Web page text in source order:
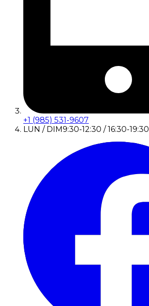
+1 (985) 531-9607
LUN / DIM9:30-12:30 / 16:30-19:30